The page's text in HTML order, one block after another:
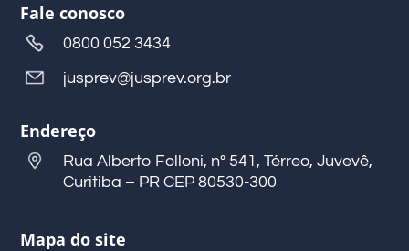
Fale conosco
0800 052 3434
jusprev@jusprev.org.br
Endereço
Rua Alberto Folloni, nº 541, Térreo, Juvevê,
Curitiba – PR CEP 80530-300
Mapa do site